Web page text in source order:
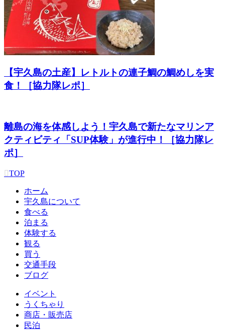
【宇久島の土産】レトルトの連子鯛の鯛めしを実
食！［協力隊レポ］
離島の海を体感しよう！宇久島で新たなマリンア
クティビティ「SUP体験」が進行中！［協力隊レ
ポ］
TOP
ホーム
宇久島について
食べる
泊まる
体験する
観る
買う
交通手段
ブログ
イベント
うくちゃり
商店・販売店
民泊